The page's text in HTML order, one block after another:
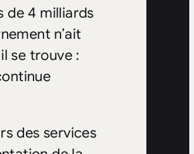
de 4 milliards
n’ait
se trouve :
des services